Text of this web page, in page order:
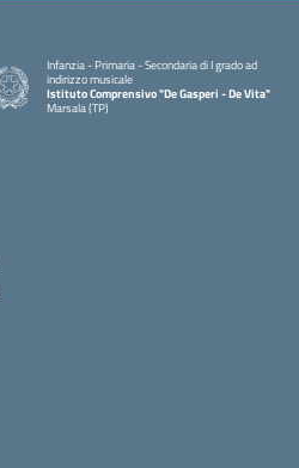
Infanzia - Primaria - Secondaria di I grado ad
indirizzo musicale
Istituto Comprensivo "De Gasperi - De Vita"
Marsala (TP)